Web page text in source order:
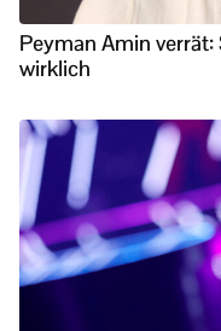
Peyman Amin verrät:
wirklich